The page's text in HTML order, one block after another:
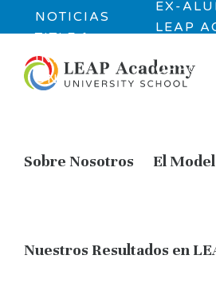
NOTICIAS
TITLE 1
INFORMATI
ON
EX-
LEAP
Sobre Nosotros El
Nuestros Resultados en